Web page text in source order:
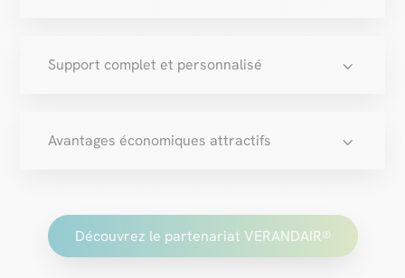
Support complet et personnalisé 3
Avantages économiques attractifs 3
Découvrez le partenariat VERANDAIR®